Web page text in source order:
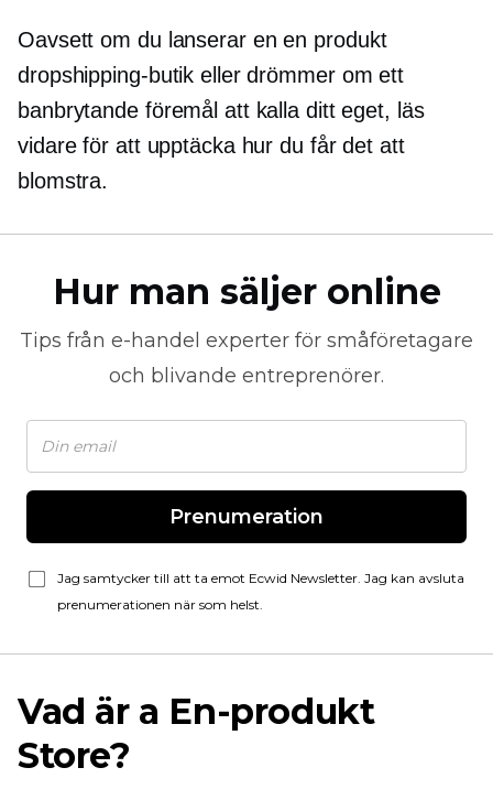
Oavsett om du lanserar enen produkt
dropshipping-butik eller drömmer om ett
banbrytande föremål att kalla ditt eget, läs
vidare för att upptäcka hur du får det att
blomstra.
Hur man säljer online
Tips från e-handel experter för småföretagare
och blivande entreprenörer.
Prenumeration
Jag samtycker till att ta emot Ecwid Newsletter. Jag kan avsluta
prenumerationen när som helst.
Vad är a En-produkt
Store?